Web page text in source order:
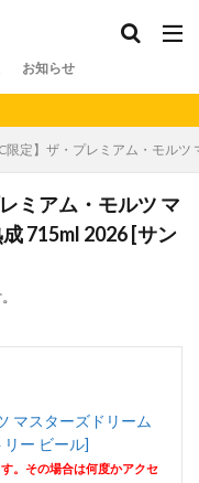
お知らせ
限定】ザ・プレミアム・モル
ミアム・モルツ マ
715ml 2026 [サン
マスターズドリーム
ー ビール]
。その場合は何度かアクセ